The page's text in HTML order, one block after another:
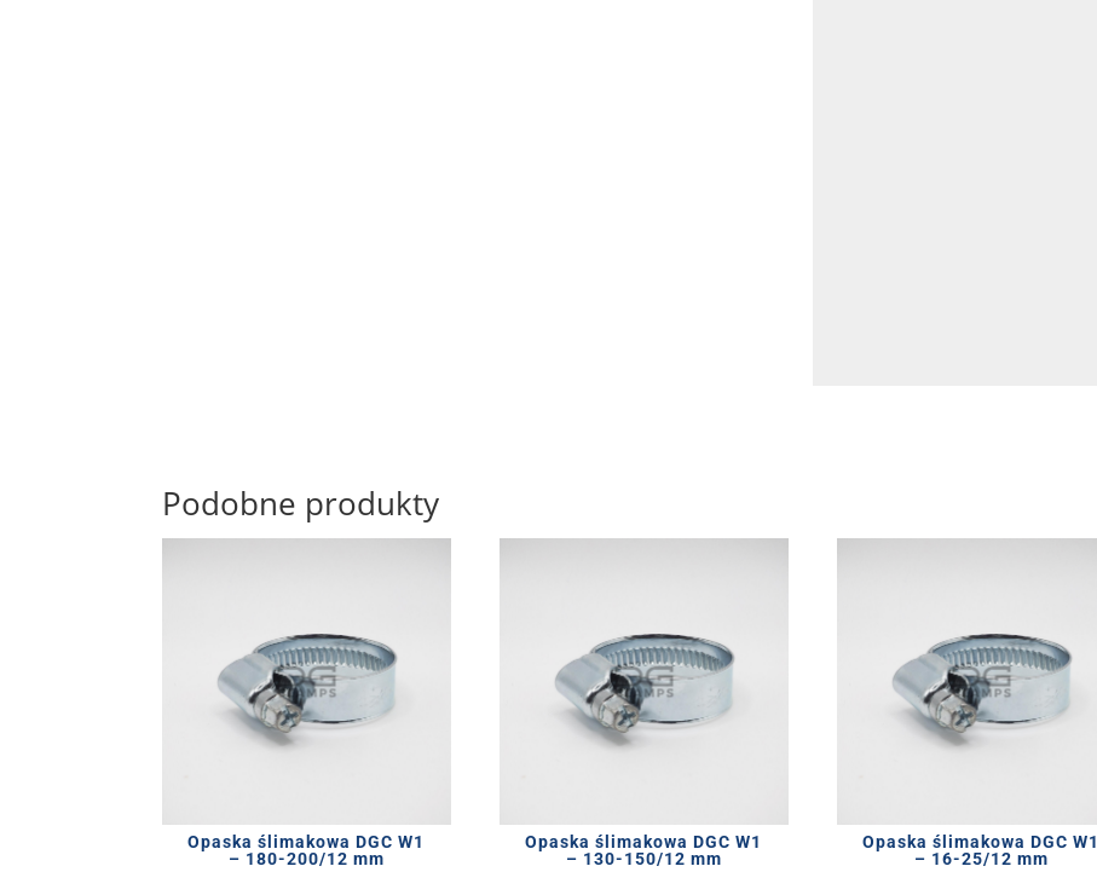
Podobne produkty
Opaska ślimakowa DGC W1
– 180-200/12 mm
Opaska ślimakowa DGC W1
– 130-150/12 mm
Opaska ślimakowa DGC W1
– 16-25/12 mm